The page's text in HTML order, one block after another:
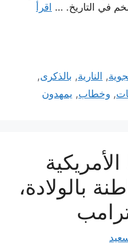
في التاريخ. … اقرأ
, النارية, بالذكرى,
, وخطاب, يمهدون
بالولادة،